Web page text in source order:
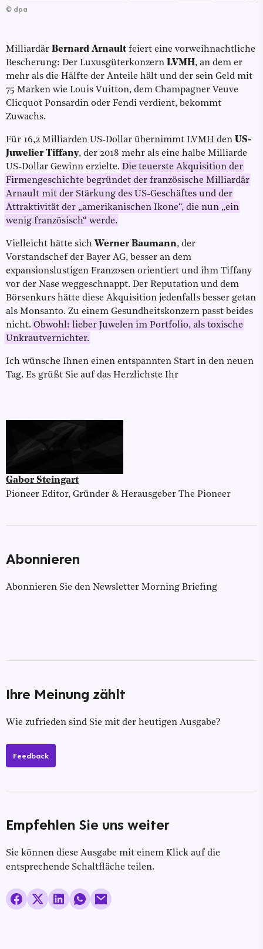
© dpa
Milliardär Bernard Arnault feiert eine vorweihnachtliche
Bescherung: Der Luxusgüterkonzern LVMH, an dem er
mehr als die Hälfte der Anteile hält und der sein Geld mit
75 Marken wie Louis Vuitton, dem Champagner Veuve
Clicquot Ponsardin oder Fendi verdient, bekommt
Zuwachs.
Für 16,2 Milliarden US-Dollar übernimmt LVMH den US-
Juwelier Tiffany, der 2018 mehr als eine halbe Milliarde
US-Dollar Gewinn erzielte. Die teuerste Akquisition der
Firmengeschichte begründet der französische Milliardär
Arnault mit der Stärkung des US-Geschäftes und der
Attraktivität der „amerikanischen Ikone“, die nun „ein
wenig französisch“ werde.
Vielleicht hätte sich Werner Baumann, der
Vorstandschef der Bayer AG, besser an dem
expansionslustigen Franzosen orientiert und ihm Tiffany
vor der Nase weggeschnappt. Der Reputation und dem
Börsenkurs hätte diese Akquisition jedenfalls besser getan
als Monsanto. Zu einem Gesundheitskonzern passt beides
nicht. Obwohl: lieber Juwelen im Portfolio, als toxische
Unkrautvernichter.
Ich wünsche Ihnen einen entspannten Start in den neuen
Tag. Es grüßt Sie auf das Herzlichste Ihr
Gabor Steingart
Pioneer Editor, Gründer & Herausgeber The Pioneer
Abonnieren
Abonnieren Sie den Newsletter Morning Briefing
Ihre Meinung zählt
Wie zufrieden sind Sie mit der heutigen Ausgabe?
Feedback
Empfehlen Sie uns weiter
Sie können diese Ausgabe mit einem Klick auf die
entsprechende Schaltfläche teilen.